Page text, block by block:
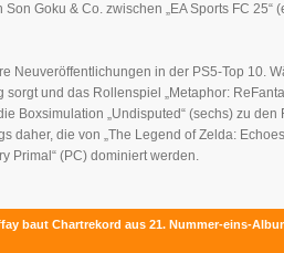
Goku & Co. zwischen „EA Sports FC 25“
Neuveröffentlichungen in der PS5-Top 10.
und das Rollenspiel „Metaphor:
Boxsimulation „Undisputed“ (sechs) zu den
die von „The Legend of Zelda:
Primal“ (PC) dominiert werden.
baut Chartrekord aus 21. Nummer-eins-